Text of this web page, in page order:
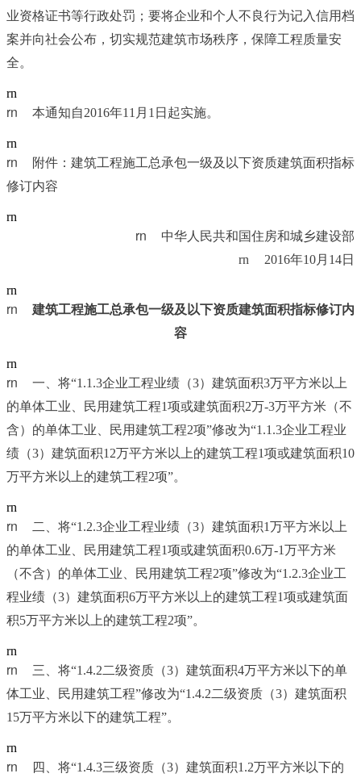
业资格证书等行政处罚；要将企业和个人不良行为记入信用档
案并向社会公布，切实规范建筑市场秩序，保障工程质量安
全。
rn
本通知自2016年11月1日起实施。
rn
附件：建筑工程施工总承包一级及以下资质建筑面积指标
修订内容
rn
中华人民共和国住房和城乡建设部
rn	2016年10月14日
rn
建筑工程施工总承包一级及以下资质建筑面积指标修订内
容
rn
一、将“1.1.3企业工程业绩（3）建筑面积3万平方米以上
的单体工业、民用建筑工程1项或建筑面积2万-3万平方米（不
含）的单体工业、民用建筑工程2项”修改为“1.1.3企业工程业
绩（3）建筑面积12万平方米以上的建筑工程1项或建筑面积10
万平方米以上的建筑工程2项”。
rn
二、将“1.2.3企业工程业绩（3）建筑面积1万平方米以上
的单体工业、民用建筑工程1项或建筑面积0.6万-1万平方米
（不含）的单体工业、民用建筑工程2项”修改为“1.2.3企业工
程业绩（3）建筑面积6万平方米以上的建筑工程1项或建筑面
积5万平方米以上的建筑工程2项”。
rn
三、将“1.4.2二级资质（3）建筑面积4万平方米以下的单
体工业、民用建筑工程”修改为“1.4.2二级资质（3）建筑面积
15万平方米以下的建筑工程”。
rn
四、将“1.4.3三级资质（3）建筑面积1.2万平方米以下的